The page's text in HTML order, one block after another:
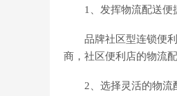
1、发挥物流配送便
品牌社区型连锁便利
商，社区便利店的物流
2、选择灵活的物流